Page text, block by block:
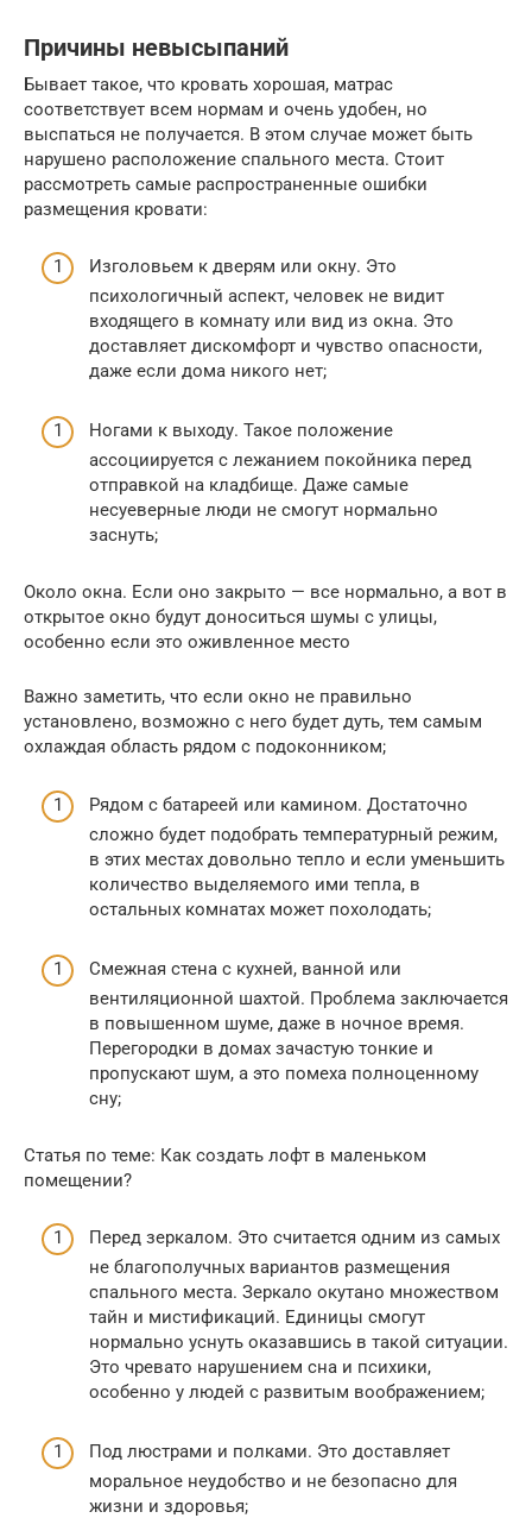
Причины невысыпаний
Бывает такое, что кровать хорошая, матрас
соответствует всем нормам и очень удобен, но
выспаться не получается. В этом случае может быть
нарушено расположение спального места. Стоит
рассмотреть самые распространенные ошибки
размещения кровати:
Изголовьем к дверям или окну. Это
психологичный аспект, человек не видит
входящего в комнату или вид из окна. Это
доставляет дискомфорт и чувство опасности,
даже если дома никого нет;
Ногами к выходу. Такое положение
ассоциируется с лежанием покойника перед
отправкой на кладбище. Даже самые
несуеверные люди не смогут нормально
заснуть;
Около окна. Если оно закрыто — все нормально, а вот в
открытое окно будут доноситься шумы с улицы,
особенно если это оживленное место
Важно заметить, что если окно не правильно
установлено, возможно с него будет дуть, тем самым
охлаждая область рядом с подоконником;
Рядом с батареей или камином. Достаточно
сложно будет подобрать температурный режим,
в этих местах довольно тепло и если уменьшить
количество выделяемого ими тепла, в
остальных комнатах может похолодать;
Смежная стена с кухней, ванной или
вентиляционной шахтой. Проблема заключается
в повышенном шуме, даже в ночное время.
Перегородки в домах зачастую тонкие и
пропускают шум, а это помеха полноценному
сну;
Статья по теме: Как создать лофт в маленьком
помещении?
Перед зеркалом. Это считается одним из самых
не благополучных вариантов размещения
спального места. Зеркало окутано множеством
тайн и мистификаций. Единицы смогут
нормально уснуть оказавшись в такой ситуации.
Это чревато нарушением сна и психики,
особенно у людей с развитым воображением;
Под люстрами и полками. Это доставляет
моральное неудобство и не безопасно для
жизни и здоровья;